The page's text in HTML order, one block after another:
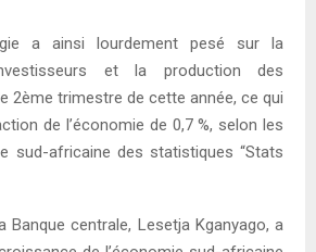
a ainsi lourdement pesé sur la
et la production des
2ème trimestre de cette année, ce qui
de l’économie de 0,7 %, selon les
sud-africaine des statistiques “Stats
Banque centrale, Lesetja Kganyago, a